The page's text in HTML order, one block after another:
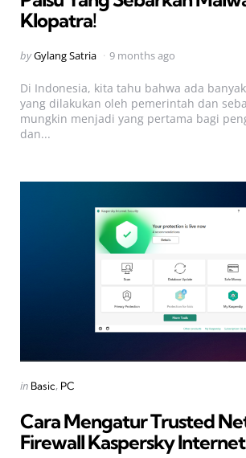
Klopatra!
Posted
byGylang Satria 9 months ago
Di Indonesia, kita tahu bahwa ada
yang dilakukan oleh pemerintah dan
mungkin menjadi yang pertama bagi
dan...
Categories
Posted
in Basic PC
Cara Mengatur Trusted
Firewall Kaspersky